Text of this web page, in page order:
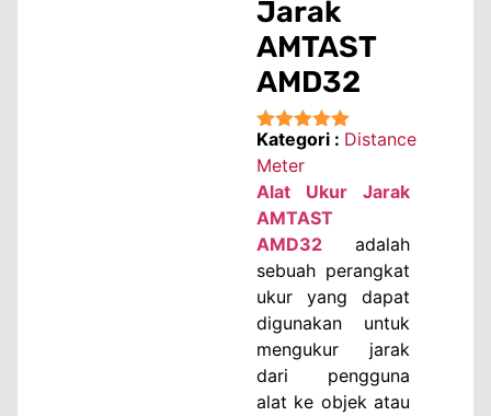
Jarak
AMTAST
AMD32
★★★★★
Kategori : Distance
Meter
Alat Ukur Jarak
AMTAST
AMD32
adalah
sebuah perangkat
ukur yang dapat
digunakan untuk
mengukur jarak
dari pengguna
alat ke objek atau